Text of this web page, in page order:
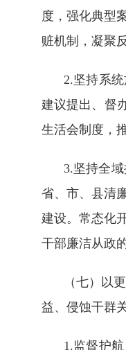
度，强化典型
赃机制，凝聚
2.坚持系
建议提出、督
生活会制度，
3.坚持全
省、市、县清
建设。常态化
干部廉洁从政
（七）以
益、侵蚀干群
1.监督护